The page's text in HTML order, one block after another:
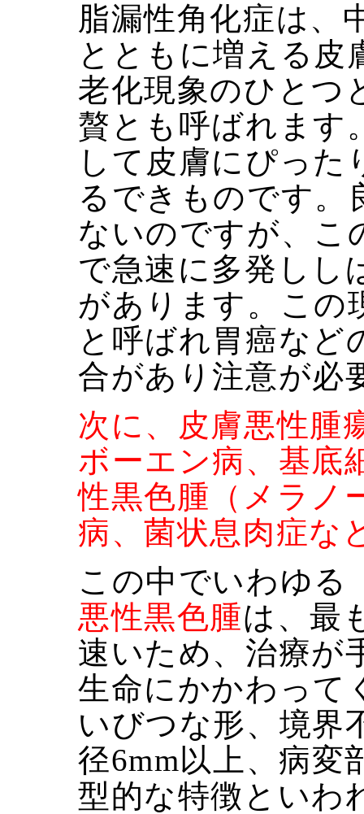
脂漏性角化症は、
とともに増える皮
老化現象のひとつ
贅とも呼ばれます
して皮膚にぴった
るできものです。
ないのですが、こ
で急速に多発しし
があります。この
と呼ばれ胃癌など
合があり注意が必
次に、皮膚悪性腫
ボーエン病、基底
性黒色腫（メラノ
病、菌状息肉症な
この中でいわゆる
悪性黒色腫は、最
速いため、治療が
生命にかかわって
いびつな形、境界
径6mm以上、病変
型的な特徴といわ